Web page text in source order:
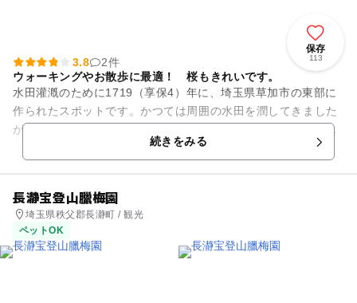
保存
113
3.8
2件
ウォーキングやお散歩に最適！ 桜もきれいです。
水田灌漑のために1719（享保4）年に、埼玉県草加市の東部に
作られたスポットです。かつては周囲の水田を潤してきました
が、今では用水沿いの側道が絶好の散歩道となっています。新
続きをみる
長瀞宝登山臘梅園
埼玉県秩父郡長瀞町 / 観光
ペットOK